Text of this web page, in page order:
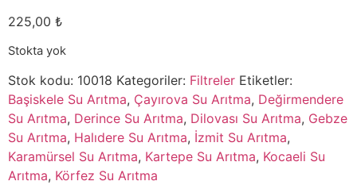
225,00 ₺
Stokta yok
Stok kodu: 10018 Kategoriler: Filtreler Etiketler:
Başiskele Su Arıtma, Çayırova Su Arıtma, Değirmendere
Su Arıtma, Derince Su Arıtma, Dilovası Su Arıtma, Gebze
Su Arıtma, Halıdere Su Arıtma, İzmit Su Arıtma,
Karamürsel Su Arıtma, Kartepe Su Arıtma, Kocaeli Su
Arıtma, Körfez Su Arıtma